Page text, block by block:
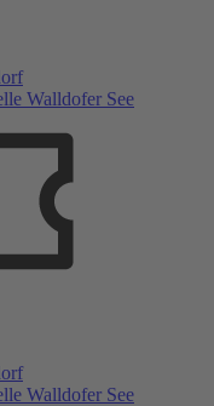
Walldofer See
Walldofer See